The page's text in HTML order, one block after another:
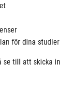
för dina studier
se till att skicka in